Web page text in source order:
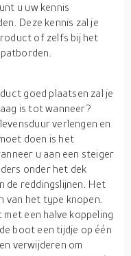
u uw kennis
Deze kennis zal je
of zelfs bij het
goed plaatsen zal je
is tot wanneer?
verlengen en
doen is het
u aan een steiger
onder het dek
de reddingslijnen. Het
van het type knopen.
een halve koppeling
boot een tijdje op één
verwijderen om